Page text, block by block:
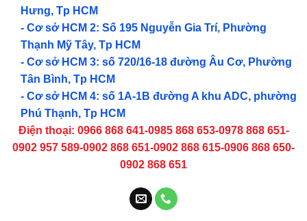
Hưng, Tp HCM
- Cơ sở HCM 2: Số 195 Nguyễn Gia Trí, Phường
Thạnh Mỹ Tây, Tp HCM
- Cơ sở HCM 3: số 720/16-18 đường Âu Cơ, Phường
Tân Bình, Tp HCM
- Cơ sở HCM 4: số 1A-1B đường A khu ADC, phường
Phú Thạnh, Tp HCM
Điện thoại: 0966 868 641-0985 868 653-0978 868 651-
0902 957 589-0902 868 651-0902 868 615-0906 868 650-
0902 868 651